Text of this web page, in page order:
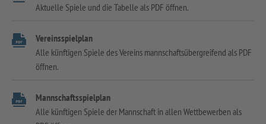
Aktuelle Spiele und die Tabelle als PDF öffnen.
Vereinsspielplan
Alle künftigen Spiele des Vereins mannschaftsübergreifend als PDF
öffnen.
Mannschaftsspielplan
Alle künftigen Spiele der Mannschaft in allen Wettbewerben als